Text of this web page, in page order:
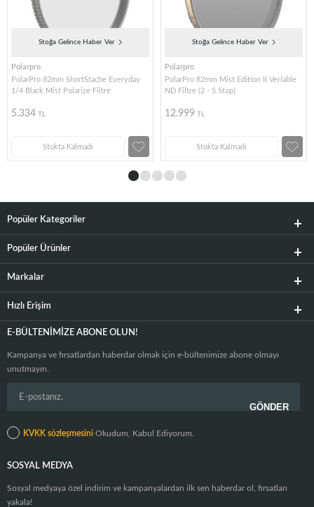
Stoğa Gelince Haber Ver
Polarpro
PolarPro 82mm ShortStache Everyday
1/4 Black Mist Polarize Filtre
5.334 TL
Stokta Kalmadı
Stoğa Gelince Haber Ver
Polarpro
PolarPro 82mm Mist Edition II Veriable
ND Filtre (2 - 5 Stop)
12.999 TL
Stokta Kalmadı
Popüler Kategoriler
Popüler Ürünler
Markalar
Hızlı Erişim
E-BÜLTENIMIZE ABONE OLUN!
Kampanya ve fırsatlardan haberdar olmak için e-bültenimize abone olmayı
unutmayın.
KVKK sözleşmesini Okudum, Kabul Ediyorum.
SOSYAL MEDYA
Sosyal medyaya özel indirim ve kampanyalardan ilk sen haberdar ol, fırsatları
yakala!